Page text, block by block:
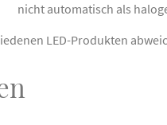
nicht automatisch als
LED-Produkten